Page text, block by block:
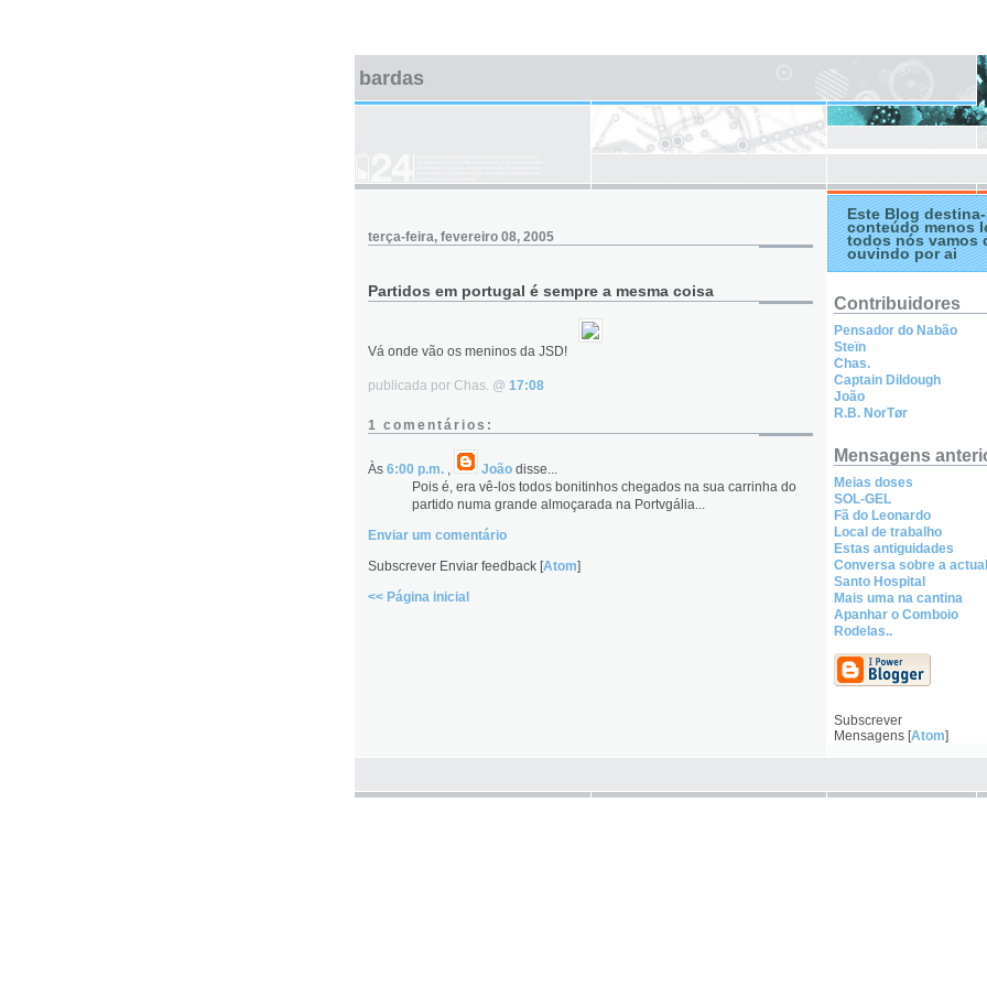
bardas
terça-feira, fevereiro 08, 2005
Partidos em portugal é sempre a mesma coisa
Vá onde vão os meninos da JSD!
publicada por Chas. @ 17:08
1 comentários:
Às 6:00 p.m. João disse...
Pois é, era vê-los todos bonitinhos chegados na sua carrinha do
partido numa grande almoçarada na Portvgália...
Enviar um comentário
Subscrever Enviar feedback [Atom]
<< Página inicial
Este Blog
conteúdo menos
todos nós vamos
ouvindo por ai
Contribuidores
Pensador do Nabão
Steïn
Chas.
Captain Dildough
João
R.B. NorTør
Mensagens
Meias doses
SOL-GEL
Fã do Leonardo
Local de trabalho
Estas antiguidades
Conversa sobre a
Santo Hospital
Mais uma na cantina
Apanhar o Comboio
Rodelas..
Subscrever
Mensagens [Atom]